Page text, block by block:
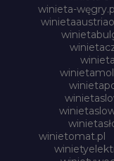
winieta-węgry.pl
winietomat.pl